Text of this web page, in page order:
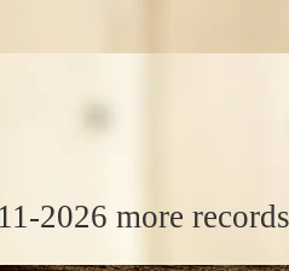
2026 more